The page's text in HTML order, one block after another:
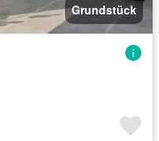
Grundstück